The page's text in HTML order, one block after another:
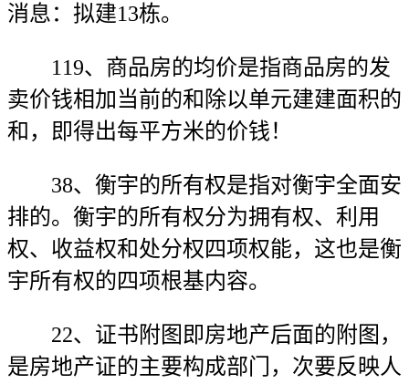
消息：拟建13栋。
119、商品房的均价是指商品房的发
卖价钱相加当前的和除以单元建建面积的
和，即得出每平方米的价钱！
38、衡宇的所有权是指对衡宇全面安
排的。衡宇的所有权分为拥有权、利用
权、收益权和处分权四项权能，这也是衡
宇所有权的四项根基内容。
22、证书附图即房地产后面的附图，
是房地产证的主要构成部门，次要反映人